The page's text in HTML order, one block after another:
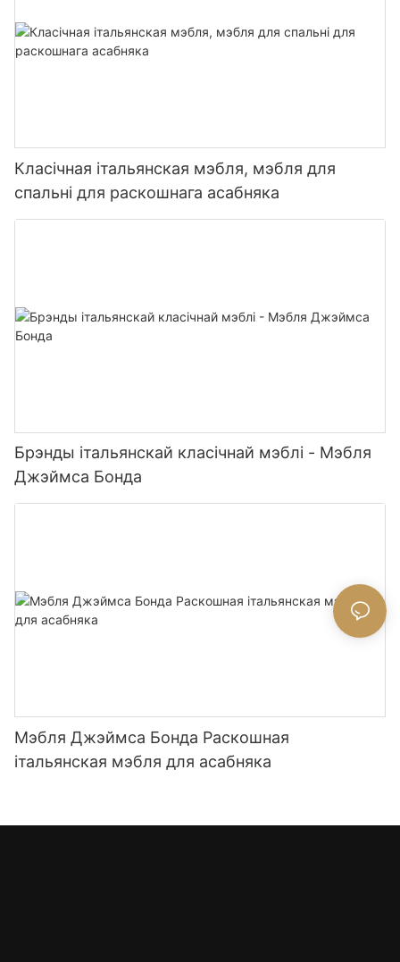
Класічная італьянская мэбля, мэбля для
спальні для раскошнага асабняка
Брэнды італьянскай класічнай мэблі - Мэбля
Джэймса Бонда
Мэбля Джэймса Бонда Раскошная
італьянская мэбля для асабняка